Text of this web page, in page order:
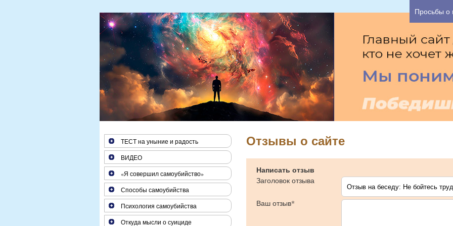
Если Вам больше 25 лет, за один час Вы можете узнать основные причины
Просьбы
Отзывы о сайте
Написать отзыв
Заголовок отзыва
Ваш отзыв*
ТЕСТ на уныние и радость
ВИДЕО
«Я совершил самоубийство»
Способы самоубийства
Психология самоубийства
Откуда мысли о суициде